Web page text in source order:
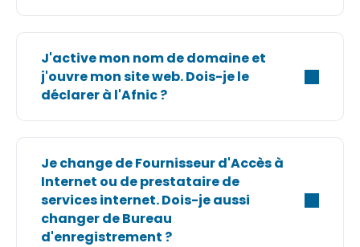
J'active mon nom de domaine et
j'ouvre mon site web. Dois-je le
déclarer à l'Afnic ?
Je change de Fournisseur d'Accès à
Internet ou de prestataire de
services internet. Dois-je aussi
changer de Bureau
d'enregistrement ?